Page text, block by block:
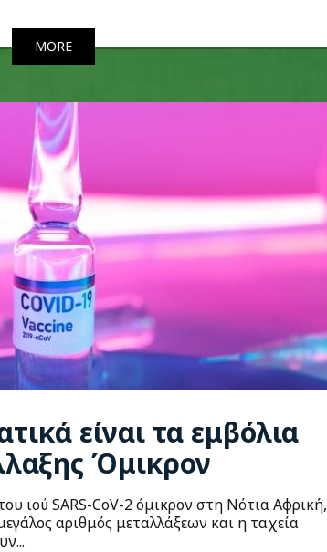
MORE
είναι τα εμβόλια
Όμικρον
ιού SARS-CoV-2 όμικρον στη Νότια Αφρική,
αριθμός μεταλλάξεων και η ταχεία